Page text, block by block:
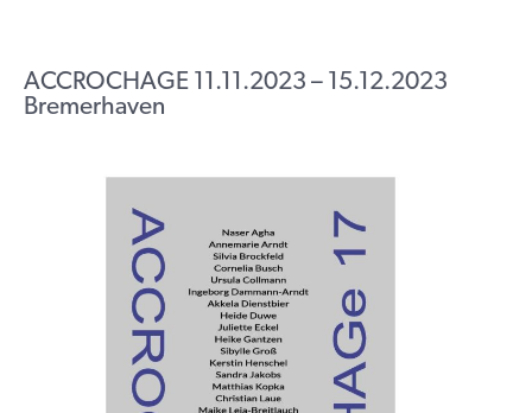
ACCROCHAGE 11.11.2023 – 15.12.2023
Bremerhaven